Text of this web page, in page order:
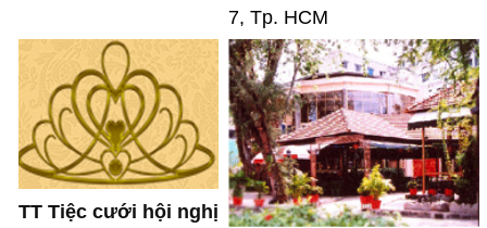
7, Tp. HCM
TT Tiệc cưới hội nghị